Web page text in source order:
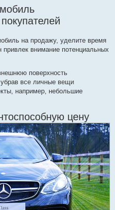
на продажу, уделите время
привлек внимание потенциальных
поверхность
все личные вещи
например, небольшие
цену